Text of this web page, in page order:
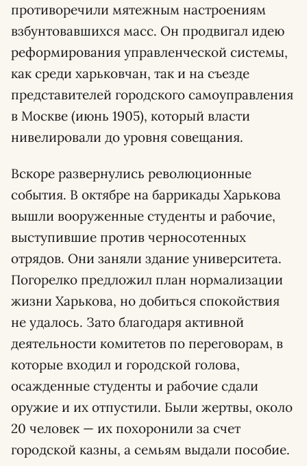
противоречили мятежным настроениям
взбунтовавшихся масс. Он продвигал идею
реформирования управленческой системы,
как среди харьковчан, так и на съезде
представителей городского самоуправления
в Москве (июнь 1905), который власти
нивелировали до уровня совещания.
Вскоре развернулись революционные
события. В октябре на баррикады Харькова
вышли вооруженные студенты и рабочие,
выступившие против черносотенных
отрядов. Они заняли здание университета.
Погорелко предложил план нормализации
жизни Харькова, но добиться спокойствия
не удалось. Зато благодаря активной
деятельности комитетов по переговорам, в
которые входил и городской голова,
осажденные студенты и рабочие сдали
оружие и их отпустили. Были жертвы, около
20 человек — их похоронили за счет
городской казны, а семьям выдали пособие.